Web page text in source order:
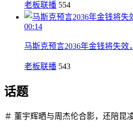
老板联播 554
00:14
马斯克预言2036年金钱将失
老板联播 543
话题
＃ 董宇辉晒与周杰伦合影，还陪昆